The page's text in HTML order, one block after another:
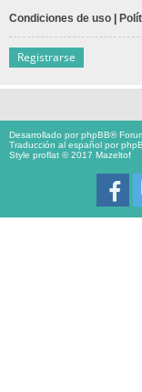
Condiciones de uso |
Registrarse
Desarrollado porphpBB®
Traducción al español por
Style proflat © 2017 Mazeltof